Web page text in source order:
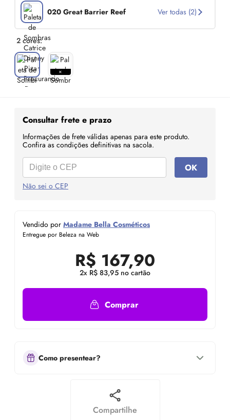
020 Great Barrier Reef Ver todas (2)
2 cores:
Consultar frete e prazo
Informações de frete válidas apenas para este produto.
Confira as condições definitivas na sacola.
OK
Não sei o CEP
Vendido por Madame Bella Cosméticos
Entregue por Beleza na Web
R$ 167,90
2x R$ 83,95 no cartão
Comprar
Como presentear?
Compartilhe